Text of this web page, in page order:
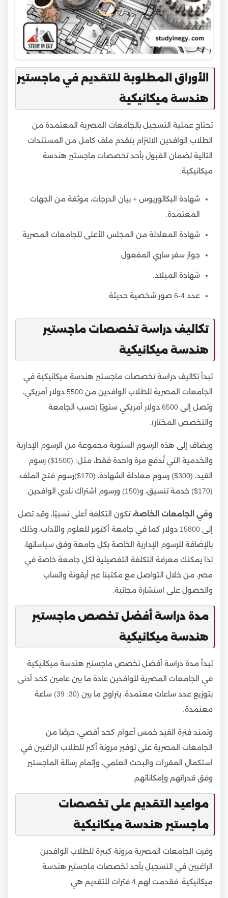
الأوراق المطلوبة للتقديم في ماجستير
هندسة ميكانيكية
تحتاج عملية التسجيل بالجامعات المصرية المعتمدة من
الطلاب الوافدين الالتزام بتقدم ملف كامل من المستندات
التالية لضمان القبول بأحد تخصصات ماجستير هندسة
ميكانيكية:
شهادة البكالوريوس + بيان الدرجات، موثقة من الجهات
المعتمدة.
شهادة المعادلة من المجلس الأعلى للجامعات المصرية.
جواز سفر ساري المفعول.
شهادة الميلاد.
عدد 4-6 صور شخصية حديثة.
تكاليف دراسة تخصصات ماجستير
هندسة ميكانيكية
تبدأ تكاليف دراسة تخصصات ماجستير هندسة ميكانيكية في
الجامعات المصرية للطلاب الوافدين من 5500 دولار أمريكي،
وتصل إلى 6500 دولار أمريكي سنويًا (حسب الجامعة
والتخصص المختار).
ويضاف إلى هذه الرسوم السنوية مجموعة من الرسوم الإدارية
والخدمية التي تُدفع مرة واحدة فقط، مثل: (1500$) رسوم
القيد، (300$) رسوم معادلة الشهادة، (170$)رسوم فتح الملف،
(170$) خدمة تنسيق، و(150) ورسوم اشتراك نادي الوافدين.
وفي الجامعات الخاصة،تكون التكلفة أعلى نسبيًا، وقد تصل
إلى 15800 دولار كما في جامعة أكتوبر للعلوم والآداب، وذلك
بالإضافة للرسوم الإدارية الخاصة بكل جامعة وفق سياساتها،
لذا يمكنك معرفة التكلفة التفصيلية لكل جامعة خاصة في
مصر، من خلال التواصل مع مكتبنا عبر أيقونة واتساب
والحصول على استشارة مجانية.
مدة دراسة أفضل تخصص ماجستير
هندسة ميكانيكية
تبدأ مدة دراسة أفضل تخصص ماجستير هندسة ميكانيكية
في الجامعات المصرية للوافدين عادة ما بين عامين كحد أدنى
بتوزيع عدد ساعات معتمدة، يتراوح ما بين (30: 39) ساعة
معتمدة.
وتمتد فترة القيد خمس أعوام كحد أقصي، حرصًا من
الجامعات المصرية على توفير مرونة أكبر للطلاب الراغبين في
استكمال المقررات والبحث العلمي، وإتمام رسالة الماجستير
وفق قدراتهم وإمكاناتهم.
مواعيد التقديم على تخصصات
ماجستير هندسة ميكانيكية
وفرت الجامعات المصرية مرونة كبيرة للطلاب الوافدين
الراغبين في التسجيل بأحد تخصصات ماجستير هندسة
ميكانيكية، فقدمت لهم 4 فترات للتقديم هي: